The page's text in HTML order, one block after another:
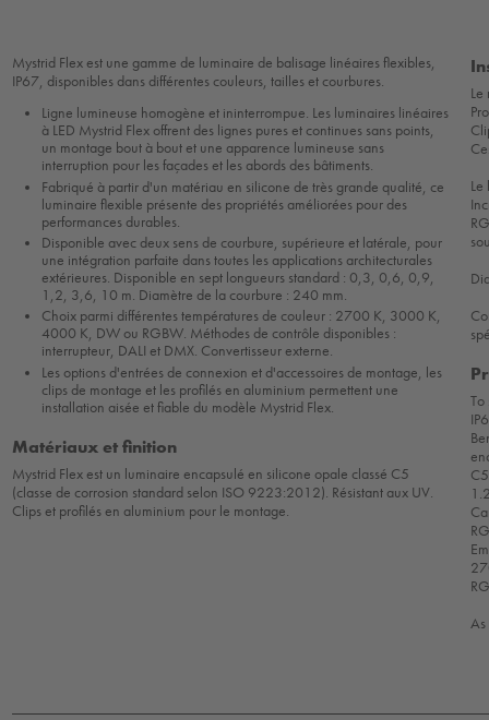
Mystrid Flex est une gamme de luminaire de balisage linéaires flexibles,
IP67, disponibles dans différentes couleurs, tailles et courbures.
Ligne lumineuse homogène et ininterrompue. Les luminaires linéaires
à LED Mystrid Flex offrent des lignes pures et continues sans points,
un montage bout à bout et une apparence lumineuse sans
interruption pour les façades et les abords des bâtiments.
Fabriqué à partir d'un matériau en silicone de très grande qualité, ce
luminaire flexible présente des propriétés améliorées pour des
performances durables.
Disponible avec deux sens de courbure, supérieure et latérale, pour
une intégration parfaite dans toutes les applications architecturales
extérieures. Disponible en sept longueurs standard : 0,3, 0,6, 0,9,
1,2, 3,6, 10 m. Diamètre de la courbure : 240 mm.
Choix parmi différentes températures de couleur : 2700 K, 3000 K,
4000 K, DW ou RGBW. Méthodes de contrôle disponibles :
interrupteur, DALI et DMX. Convertisseur externe.
Les options d'entrées de connexion et d'accessoires de montage, les
clips de montage et les profilés en aluminium permettent une
installation aisée et fiable du modèle Mystrid Flex.
Matériaux et finition
Mystrid Flex est un luminaire encapsulé en silicone opale classé C5
(classe de corrosion standard selon ISO 9223:2012). Résistant aux UV.
Clips et profilés en aluminium pour le montage.
Le
To
As